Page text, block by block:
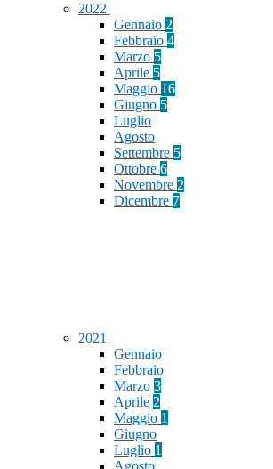
2022
Gennaio 2
Febbraio 4
Marzo 5
Aprile 5
Maggio 16
Giugno 5
Luglio
Agosto
Settembre 5
Ottobre 6
Novembre 2
Dicembre 7
2021
Gennaio
Febbraio
Marzo 3
Aprile 2
Maggio 1
Giugno
Luglio 1